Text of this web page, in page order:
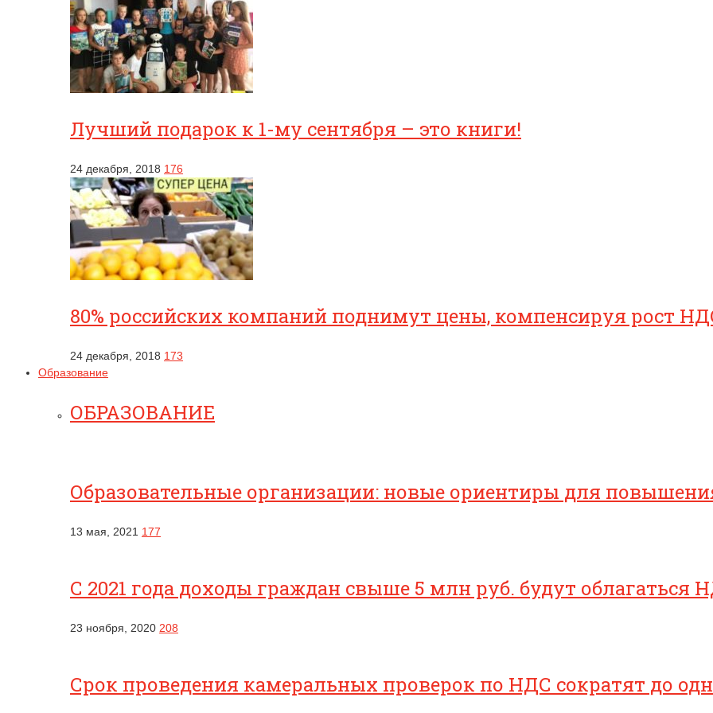
Лучший подарок к 1-му сентября – это книги!
24 декабря, 2018 176
80% российских компаний поднимут цены, компенсируя рост
24 декабря, 2018 173
Образование
ОБРАЗОВАНИЕ
Образовательные организации: новые ориентиры для
13 мая, 2021 177
С 2021 года доходы граждан свыше 5 млн руб. будут облагаться
23 ноября, 2020 208
Срок проведения камеральных проверок по НДС сократят до